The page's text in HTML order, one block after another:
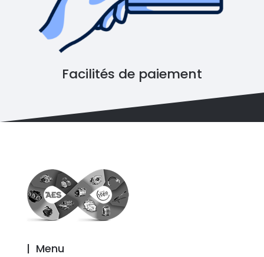
Facilités de paiement
| Menu